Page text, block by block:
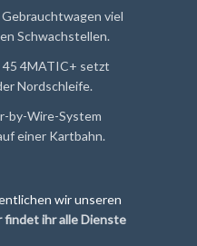
viel
Schwachstellen.
45 4MATIC+ setzt
Nordschleife.
by-Wire-System
einer Kartbahn.
wir unseren
findet ihr alle Dienste